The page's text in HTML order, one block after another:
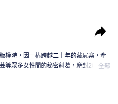
權時，因一樁跨越二十年的藏屍案，牽
等眾多女性間的秘密糾葛，塵封20年的
全部